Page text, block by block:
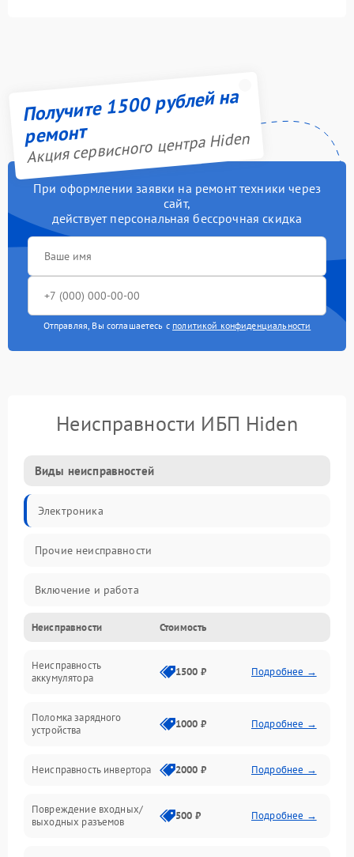
Получите 1500 рублей на
ремонт
Акция сервисного центра Hiden
При оформлении заявки на ремонт техники через
сайт,
действует персональная бессрочная скидка
Отправляя, Вы соглашаетесь с политикой конфиденциальности
Неисправности ИБП Hiden
Виды неисправностей
Электроника
Прочие неисправности
Включение и работа
Работа с нагрузкой
Звук и индикация
Механические повреждения
Неисправности Стоимость
Неисправность
аккумулятора
1500 ₽ Подробнее →
Поломка зарядного
устройства
1000 ₽ Подробнее →
Неисправность инвертора 2000 ₽ Подробнее →
Повреждение входных/
выходных разъемов
500 ₽ Подробнее →